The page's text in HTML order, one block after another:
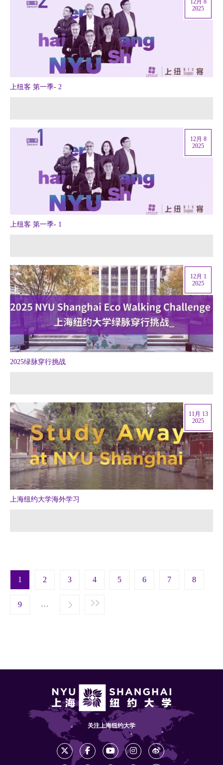
上纽客 第一季- 2
12月 8
2025
上纽客 第一季- 1
12月 8
2025
2025绿脉穿行挑战
12月 1
2025
上海纽约大学海外学习
11月 13
2025
Pagination
1 2 3 4 5 6 7 8
9 …
Next › Last »
page
关注上海纽约大学